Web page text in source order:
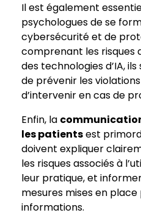
Il est également
psychologues de se
cybersécurité et de
comprenant les risques
des technologies d’IA,
de prévenir les
d’intervenir en cas de
Enfin, la
les patientsest
doivent expliquer
les risques associés à
leur pratique, et
mesures mises en
informations.